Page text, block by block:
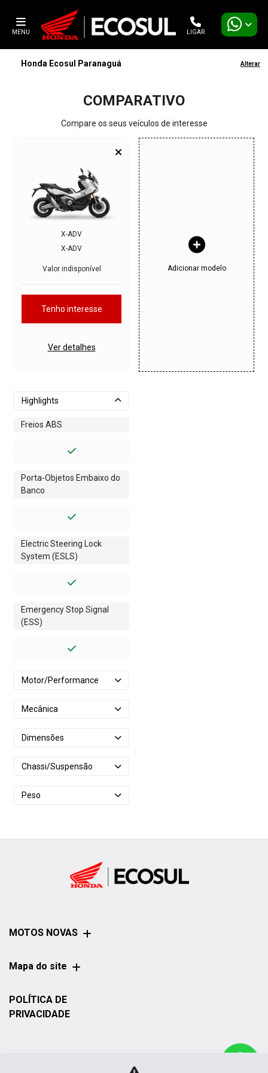
MENU LIGAR
Honda Ecosul Paranaguá Alterar
COMPARATIVO
Compare os seus veículos de interesse
X-ADV
X-ADV
Valor indisponível
Tenho interesse
Ver detalhes
Adicionar modelo
Highlights
Freios ABS
Porta-Objetos Embaixo do
Banco
Electric Steering Lock
System (ESLS)
Emergency Stop Signal
(ESS)
Motor/Performance
Mecânica
Dimensões
Chassi/Suspensão
Peso
MOTOS NOVAS
Mapa do site
POLÍTICA DE
PRIVACIDADE